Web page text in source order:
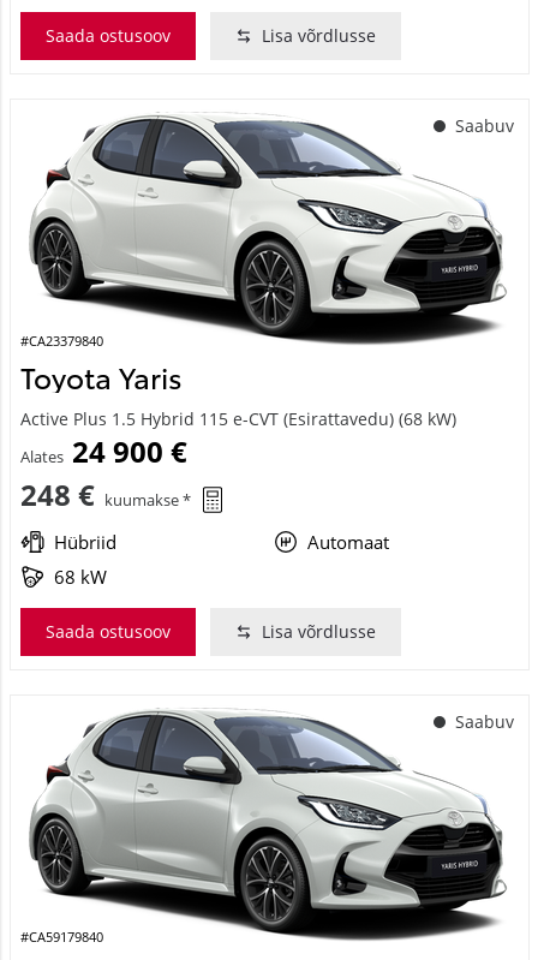
Saada ostusoov Lisa võrdlusse
Saabuv
#CA23379840
Toyota Yaris
Active Plus 1.5 Hybrid 115 e-CVT (Esirattavedu) (68 kW)
Alates 24 900 €
248 € kuumakse *
Hübriid
Automaat
68 kW
Saada ostusoov Lisa võrdlusse
Saabuv
#CA59179840